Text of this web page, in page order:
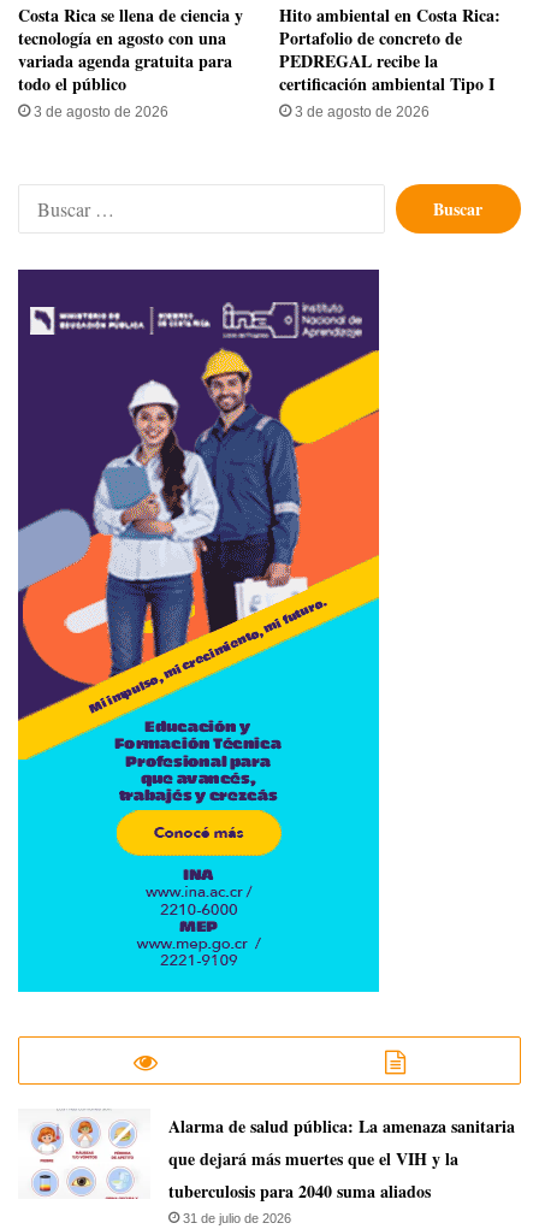
​Costa Rica se llena de ciencia y
tecnología en agosto con una
variada agenda gratuita para
todo el público
3 de agosto de 2026
Hito ambiental en Costa Rica:
Portafolio de concreto de
PEDREGAL recibe la
certificación ambiental Tipo I
3 de agosto de 2026
Buscar:
​Alarma de salud pública: La amenaza sanitaria
que dejará más muertes que el VIH y la
tuberculosis para 2040 suma aliados
31 de julio de 2026